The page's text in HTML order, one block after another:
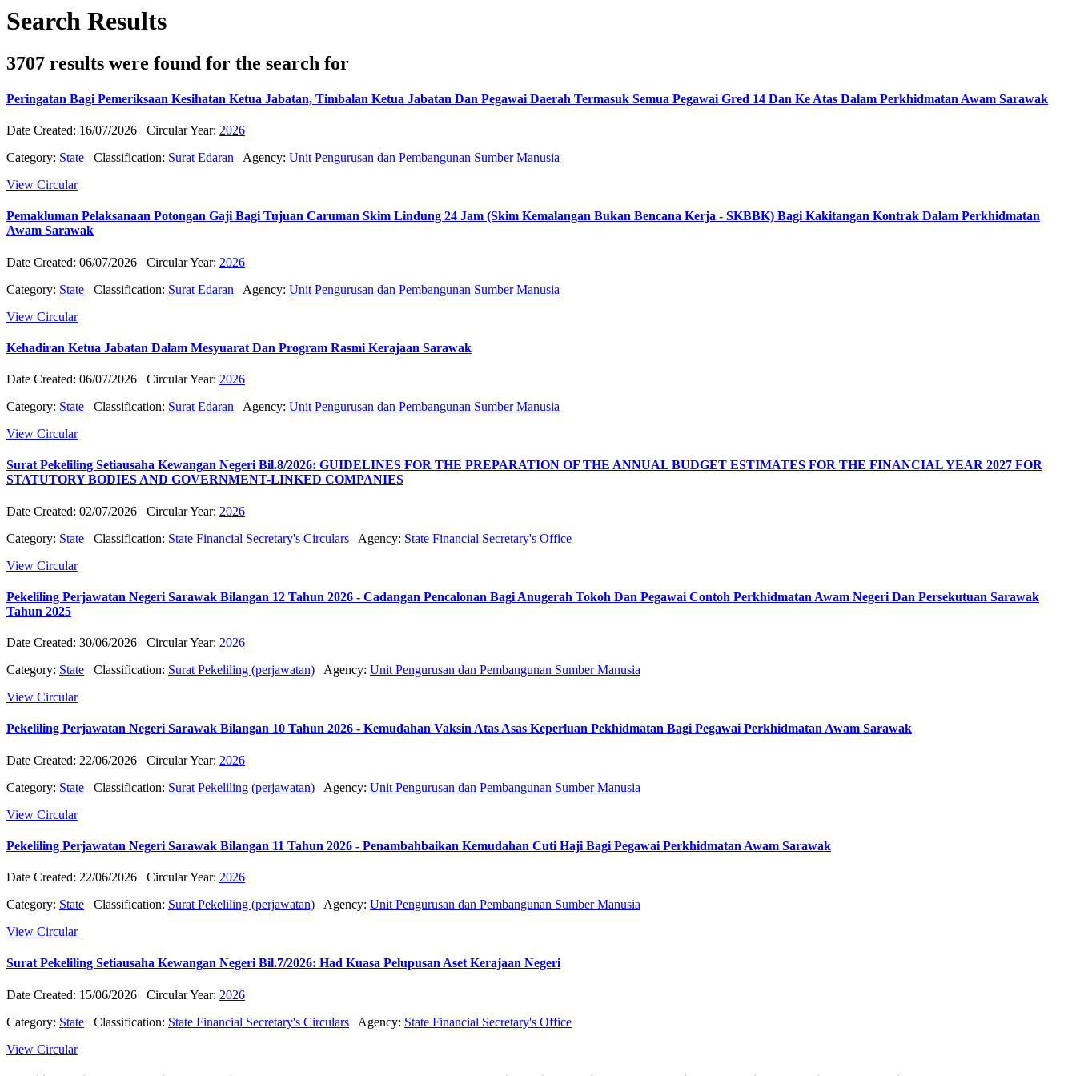
Search Results
3707 results were found for the search for
Peringatan Bagi Pemeriksaan Kesihatan Ketua Jabatan, Timbalan Ketua Jabatan Dan Pegawai Daerah Termasuk Semua Pegawai Gred 14 Dan Ke Atas Dalam Perkhidmatan Awam Sarawak
Date Created: 16/07/2026 Circular Year: 2026
Category: State Classification: Surat Edaran Agency: Unit Pengurusan dan Pembangunan Sumber Manusia
View Circular
Pemakluman Pelaksanaan Potongan Gaji Bagi Tujuan Caruman Skim Lindung 24 Jam (Skim Kemalangan Bukan Bencana Kerja - SKBBK) Bagi Kakitangan Kontrak Dalam Perkhidmatan
Awam Sarawak
Date Created: 06/07/2026 Circular Year: 2026
Category: State Classification: Surat Edaran Agency: Unit Pengurusan dan Pembangunan Sumber Manusia
View Circular
Kehadiran Ketua Jabatan Dalam Mesyuarat Dan Program Rasmi Kerajaan Sarawak
Date Created: 06/07/2026 Circular Year: 2026
Category: State Classification: Surat Edaran Agency: Unit Pengurusan dan Pembangunan Sumber Manusia
View Circular
Surat Pekeliling Setiausaha Kewangan Negeri Bil.8/2026: GUIDELINES FOR THE PREPARATION OF THE ANNUAL BUDGET ESTIMATES FOR THE FINANCIAL YEAR 2027 FOR
STATUTORY BODIES AND GOVERNMENT-LINKED COMPANIES
Date Created: 02/07/2026 Circular Year: 2026
Category: State Classification: State Financial Secretary's Circulars Agency: State Financial Secretary's Office
View Circular
Pekeliling Perjawatan Negeri Sarawak Bilangan 12 Tahun 2026 - Cadangan Pencalonan Bagi Anugerah Tokoh Dan Pegawai Contoh Perkhidmatan Awam Negeri Dan Persekutuan Sarawak
Tahun 2025
Date Created: 30/06/2026 Circular Year: 2026
Category: State Classification: Surat Pekeliling (perjawatan) Agency: Unit Pengurusan dan Pembangunan Sumber Manusia
View Circular
Pekeliling Perjawatan Negeri Sarawak Bilangan 10 Tahun 2026 - Kemudahan Vaksin Atas Asas Keperluan Pekhidmatan Bagi Pegawai Perkhidmatan Awam Sarawak
Date Created: 22/06/2026 Circular Year: 2026
Category: State Classification: Surat Pekeliling (perjawatan) Agency: Unit Pengurusan dan Pembangunan Sumber Manusia
View Circular
Pekeliling Perjawatan Negeri Sarawak Bilangan 11 Tahun 2026 - Penambahbaikan Kemudahan Cuti Haji Bagi Pegawai Perkhidmatan Awam Sarawak
Date Created: 22/06/2026 Circular Year: 2026
Category: State Classification: Surat Pekeliling (perjawatan) Agency: Unit Pengurusan dan Pembangunan Sumber Manusia
View Circular
Surat Pekeliling Setiausaha Kewangan Negeri Bil.7/2026: Had Kuasa Pelupusan Aset Kerajaan Negeri
Date Created: 15/06/2026 Circular Year: 2026
Category: State Classification: State Financial Secretary's Circulars Agency: State Financial Secretary's Office
View Circular